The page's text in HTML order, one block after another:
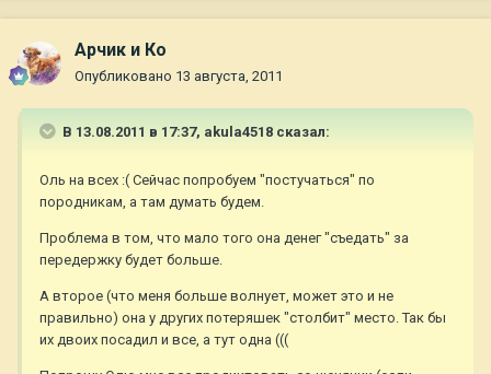
Арчик и Ко
Опубликовано 13 августа, 2011
В 13.08.2011 в 17:37, akula4518 сказал:
Оль на всех :( Сейчас попробуем "постучаться" по
породникам, а там думать будем.
Проблема в том, что мало того она денег "съедать" за
передержку будет больше.
А второе (что меня больше волнует, может это и не
правильно) она у других потеряшек "столбит" место. Так бы
их двоих посадил и все, а тут одна (((